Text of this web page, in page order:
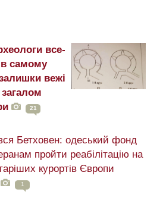
все-
самому
вежі
21
Бетховен: одеський фонд
пройти реабілітацію на
курортів Європи
1